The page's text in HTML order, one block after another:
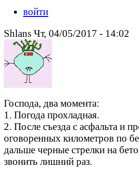
войти
Shlans Чт, 04/05/2017 - 14:02
Господа, два момента:
1. Погода прохладная.
2. После съезда с асфальта и
оговоренных километров по
дальше черные стрелки на
звонить лишний раз.